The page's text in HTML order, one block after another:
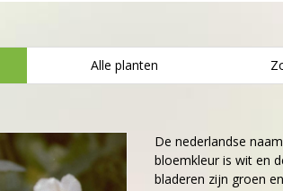
Alle planten
De nederlandse
bloemkleur is wit en
bladeren zijn groen